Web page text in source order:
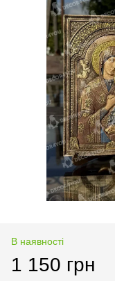
В наявності
1 150 грн